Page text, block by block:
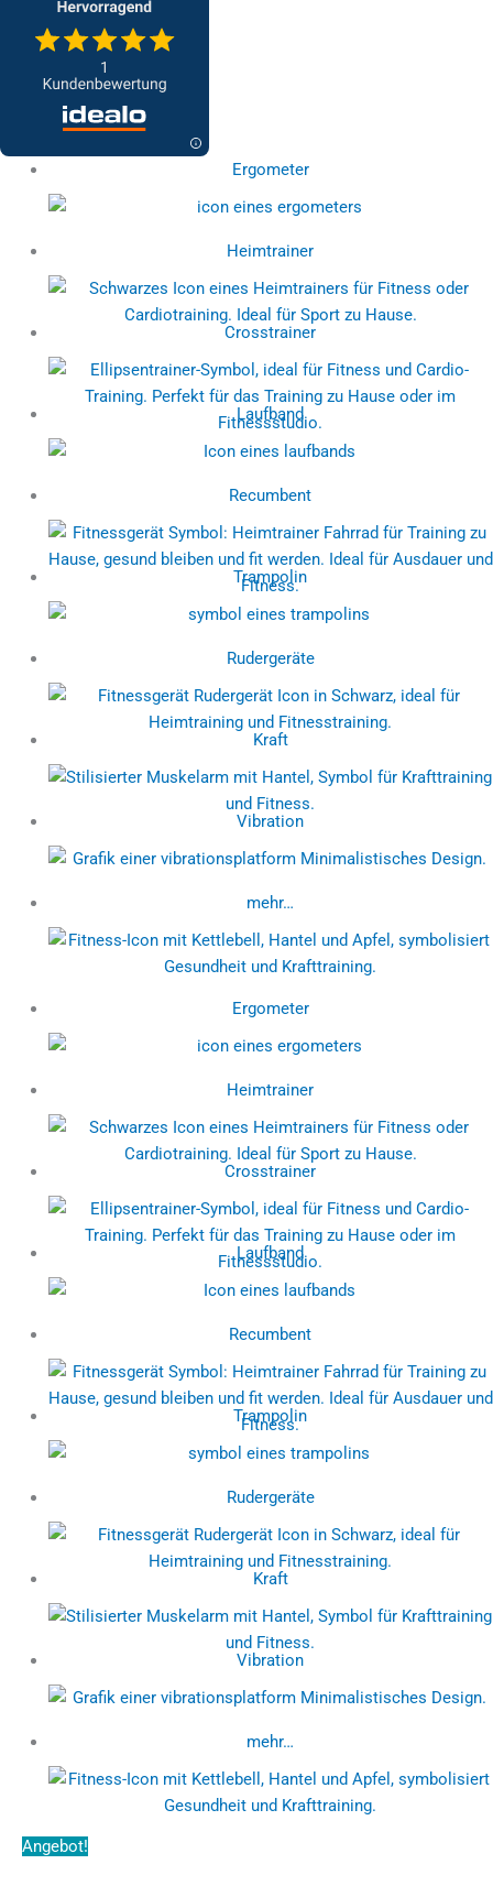
Ergometer
Heimtrainer
Crosstrainer
Laufband
Recumbent
Trampolin
Rudergeräte
Kraft
Vibration
mehr…
Ergometer
Heimtrainer
Crosstrainer
Laufband
Recumbent
Trampolin
Rudergeräte
Kraft
Vibration
mehr…
Angebot!